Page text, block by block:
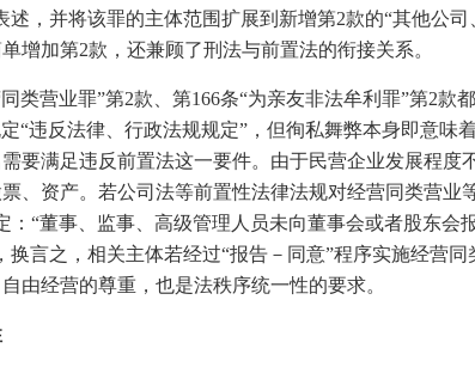
述，并将该罪的主体范围扩展到新增第2款的“其他公
增加第2款，还兼顾了刑法与前置法的衔接关系。
类营业罪”第2款、第166条“为亲友非法牟利罪”第2款
“违反法律、行政法规规定”，但徇私舞弊本身即意味
要满足违反前置法这一要件。由于民营企业发展程
、资产。若公司法等前置性法律法规对经营同类营
：“董事、监事、高级管理人员未向董事会或者股东
换言之，相关主体若经过“报告－同意”程序实施经营
由经营的尊重，也是法秩序统一性的要求。